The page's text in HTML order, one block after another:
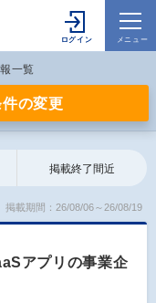
一覧
の変更
掲載終了間近
掲載期間：26/08/06～26/08/19
アプリの事業企